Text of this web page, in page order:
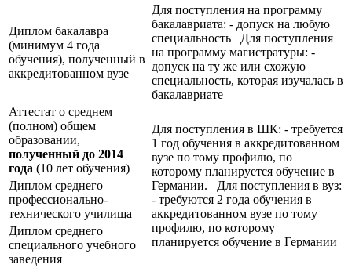
Диплом бакалавра
(минимум 4 года
обучения), полученный в
аккредитованном вузе
Для поступления на программу
бакалавриата: - допуск на любую
специальность Для поступления
на программу магистратуры: -
допуск на ту же или схожую
специальность, которая изучалась в
бакалавриате
Аттестат о среднем
(полном) общем
образовании,
полученный до 2014
года (10 лет обучения)
Для поступления в ШК: - требуется
1 год обучения в аккредитованном
вузе по тому профилю, по
которому планируется обучение в
Германии. Для поступления в вуз:
- требуются 2 года обучения в
аккредитованном вузе по тому
профилю, по которому
планируется обучение в Германии
Диплом среднего
профессионально-
технического училища
Диплом среднего
специального учебного
заведения